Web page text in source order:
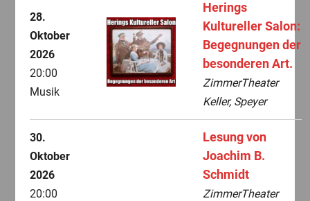
28.
Oktober
2026
20:00
Musik
Herings
Kultureller Salon:
Begegnungen der
besonderen Art.
ZimmerTheater
Keller, Speyer
30.
Oktober
2026
20:00
Lesung von
Joachim B.
Schmidt
ZimmerTheater